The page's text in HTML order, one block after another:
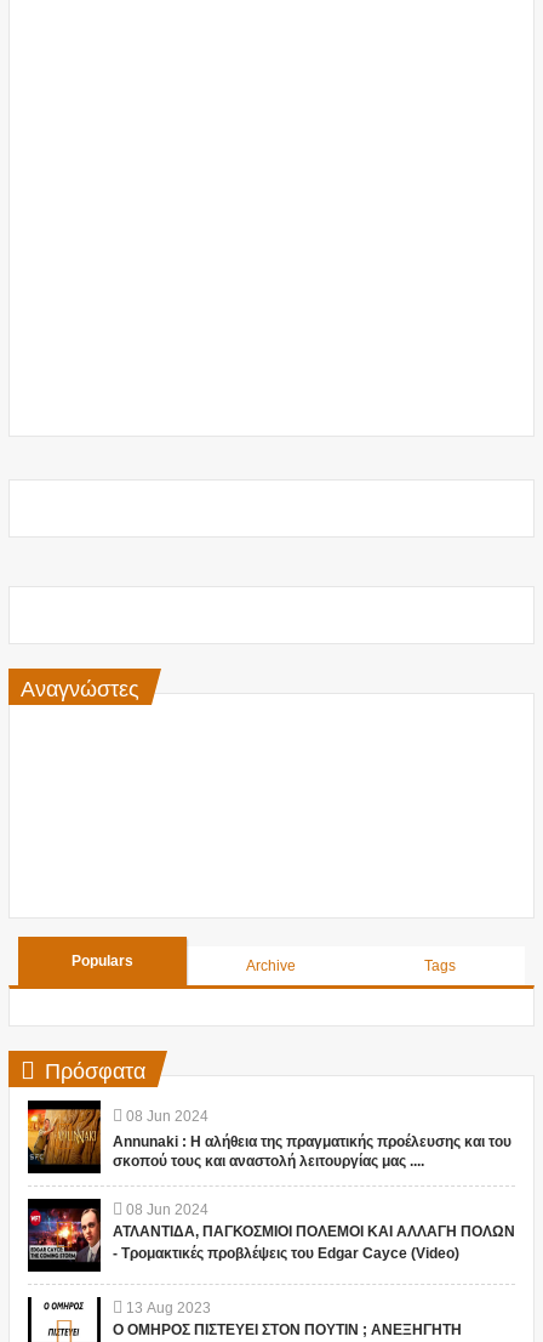
Αναγνώστες
Populars Archive Tags
Πρόσφατα
08 Jun 2024
Annunaki : Η αλήθεια της πραγματικής προέλευσης και του
σκοπού τους και αναστολή λειτουργίας μας ....
08 Jun 2024
ΑΤΛΑΝΤΙΔΑ, ΠΑΓΚΟΣΜΙΟΙ ΠΟΛΕΜΟΙ ΚΑΙ ΑΛΛΑΓΗ ΠΟΛΩΝ
- Τρομακτικές προβλέψεις του Edgar Cayce (Video)
13 Aug 2023
Ο ΟΜΗΡΟΣ ΠΙΣΤΕΥΕΙ ΣΤΟΝ ΠΟΥΤΙΝ ; ΑΝΕΞΗΓΗΤΗ